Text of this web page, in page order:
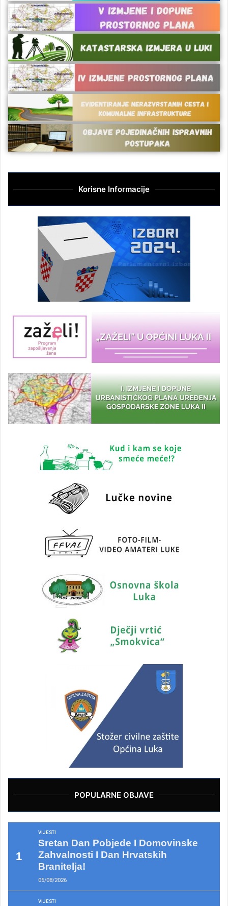
Korisne Informacije
POPULARNE OBJAVE
VIJESTI
Sretan Dan Pobjede I Domovinske
Zahvalnosti I Dan Hrvatskih
Branitelja!
05/08/2026
VIJESTI